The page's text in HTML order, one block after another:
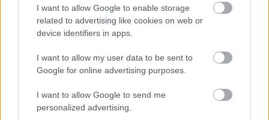
I want to allow Google to enable storage
related to advertising like cookies on web or
device identifiers in apps.
I want to allow my user data to be sent to
Google for online advertising purposes.
I want to allow Google to send me
personalized advertising.
στην Ελλάδα εδώ και 110 χρόνια, τις πρωτοβουλίες που
έχουν αναληφθεί για την προώθηση των Στόχων
Βιώσιμης Ανάπτυξης αλλά και τη συμβολή των
Προσκόπων τα τελευταία πέντε χρόνια στην
αντιμετώπιση της προσφυγικής κρίσης.
Η κυρία Βικραμαναγιάκε συνεχάρη στο πρόσωπο του
Γενικού Εφόρου όλους του Προσκόπους για την